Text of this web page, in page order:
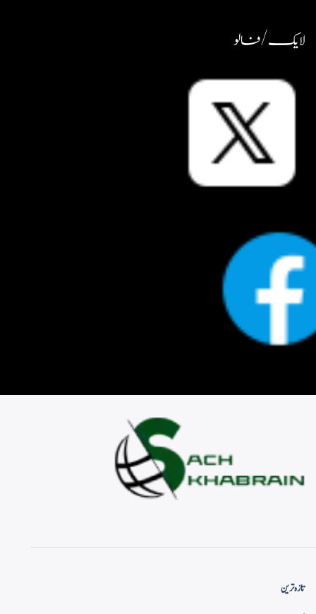
لایک / فالو
تازہ ترین